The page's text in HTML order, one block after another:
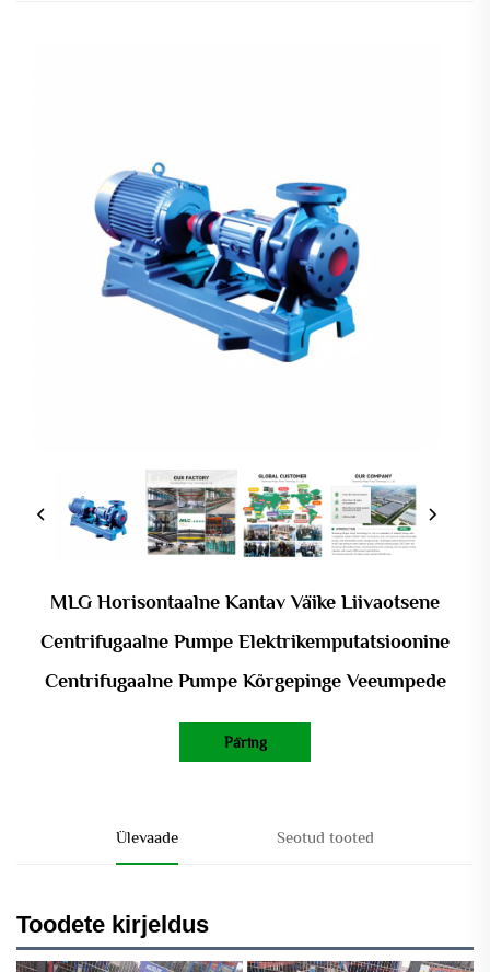
MLG Horisontaalne Kantav Väike Liivaotsene
Centrifugaalne Pumpe Elektrikemputatsioonine
Centrifugaalne Pumpe Kõrgepinge Veeumpede
Päring
Ülevaade Seotud tooted
Toodete kirjeldus